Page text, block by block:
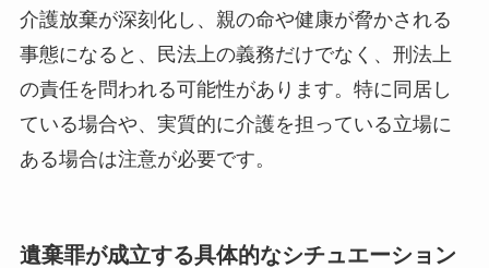
介護放棄が深刻化し、親の命や健康が脅かされる
事態になると、民法上の義務だけでなく、刑法上
の責任を問われる可能性があります。特に同居し
ている場合や、実質的に介護を担っている立場に
ある場合は注意が必要です。
遺棄罪が成立する具体的なシチュエーション